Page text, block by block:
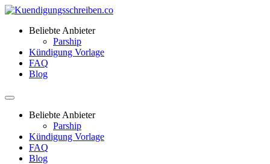
Beliebte Anbieter
Parship
Kündigung Vorlage
FAQ
Blog
Beliebte Anbieter
Parship
Kündigung Vorlage
FAQ
Blog